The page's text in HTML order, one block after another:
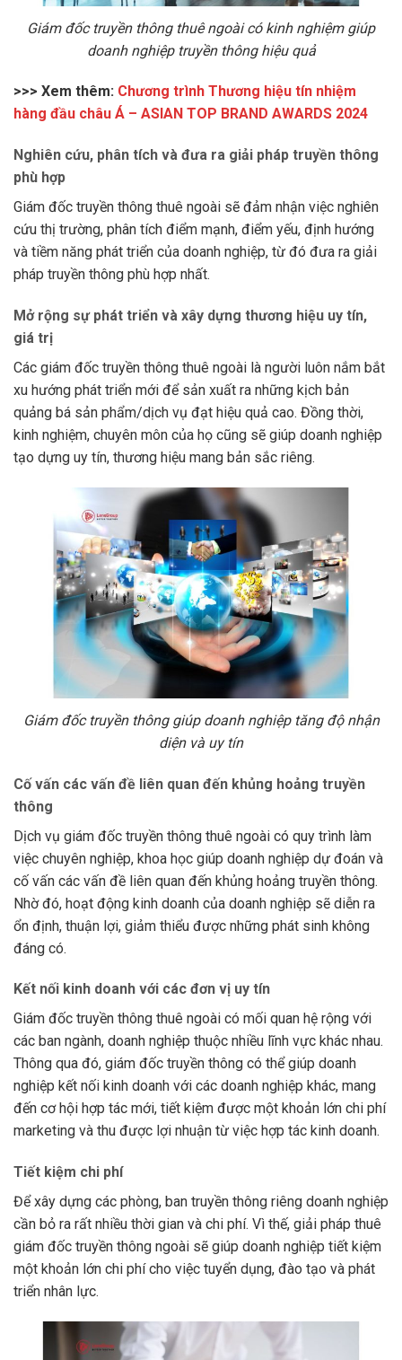
Giám đốc truyền thông thuê ngoài có kinh nghiệm giúp
doanh nghiệp truyền thông hiệu quả
>>> Xem thêm: Chương trình Thương hiệu tín nhiệm
hàng đầu châu Á – ASIAN TOP BRAND AWARDS 2024
Nghiên cứu, phân tích và đưa ra giải pháp truyền thông
phù hợp
Giám đốc truyền thông thuê ngoài sẽ đảm nhận việc nghiên
cứu thị trường, phân tích điểm mạnh, điểm yếu, định hướng
và tiềm năng phát triển của doanh nghiệp, từ đó đưa ra giải
pháp truyền thông phù hợp nhất.
Mở rộng sự phát triển và xây dựng thương hiệu uy tín,
giá trị
Các giám đốc truyền thông thuê ngoài là người luôn nắm bắt
xu hướng phát triển mới để sản xuất ra những kịch bản
quảng bá sản phẩm/dịch vụ đạt hiệu quả cao. Đồng thời,
kinh nghiệm, chuyên môn của họ cũng sẽ giúp doanh nghiệp
tạo dựng uy tín, thương hiệu mang bản sắc riêng.
Giám đốc truyền thông giúp doanh nghiệp tăng độ nhận
diện và uy tín
Cố vấn các vấn đề liên quan đến khủng hoảng truyền
thông
Dịch vụ giám đốc truyền thông thuê ngoài có quy trình làm
việc chuyên nghiệp, khoa học giúp doanh nghiệp dự đoán và
cố vấn các vấn đề liên quan đến khủng hoảng truyền thông.
Nhờ đó, hoạt động kinh doanh của doanh nghiệp sẽ diễn ra
ổn định, thuận lợi, giảm thiểu được những phát sinh không
đáng có.
Kết nối kinh doanh với các đơn vị uy tín
Giám đốc truyền thông thuê ngoài có mối quan hệ rộng với
các ban ngành, doanh nghiệp thuộc nhiều lĩnh vực khác nhau.
Thông qua đó, giám đốc truyền thông có thể giúp doanh
nghiệp kết nối kinh doanh với các doanh nghiệp khác, mang
đến cơ hội hợp tác mới, tiết kiệm được một khoản lớn chi phí
marketing và thu được lợi nhuận từ việc hợp tác kinh doanh.
Tiết kiệm chi phí
Để xây dựng các phòng, ban truyền thông riêng doanh nghiệp
cần bỏ ra rất nhiều thời gian và chi phí. Vì thế, giải pháp thuê
giám đốc truyền thông ngoài sẽ giúp doanh nghiệp tiết kiệm
một khoản lớn chi phí cho việc tuyển dụng, đào tạo và phát
triển nhân lực.